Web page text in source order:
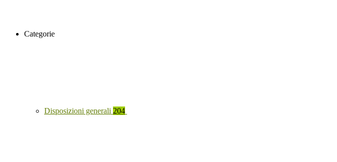
Categorie
Disposizioni generali 204